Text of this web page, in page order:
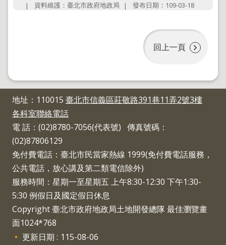
社
子
島
台
北
通
隱
私
權
及
資
訊
資料維護：臺北市政府地政局
發布日期：109-03-18
回上一頁
地址：110015 臺北市信義區莊敬路391巷11弄2號3樓
各科室聯絡電話
電 話：(02)8780-7056(代表號) 傳真號碼：
(02)87806129
免付費電話：臺北市民當家熱線 1999(免付費電話服務，
公共電話，放心講及第二類電信除外)
服務時間：星期一至星期五 上午8:30-12:30 下午1:30-
5:30 例假日及國定假日休息
Copyright 臺北市政府地政局土地開發總隊 最佳瀏覽畫
面1024*768
更新日期
115-08-06